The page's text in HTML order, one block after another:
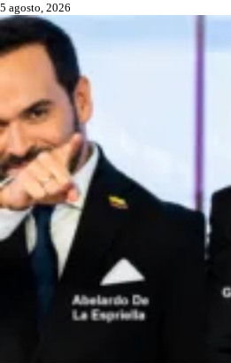
5 agosto, 2026